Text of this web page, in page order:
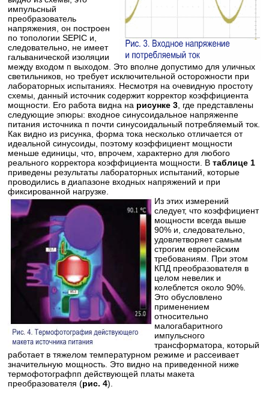
импульсный
преобразователь
напряжения, он построен
по топологии SEPIC и,
следовательно, не имеет
гальванической изоляции
между входом п выходом. Это вполне допустимо для уличных
светильников, но требует исключительной осторожности при
лабораторных испытаниях. Несмотря на очевидную простоту
схемы, данный источник содержит корректор коэффициента
мощности. Его работа видна на рисунке 3 , где представлены
следующие эпюры: входное синусоидальное напряженпе
питания источника п почти синусоидальный потребляемый ток.
Как видно из рисунка, форма тока несколько отличается от
идеальной синусоиды, поэтому коэффициент мощности
меньше единицы, что, впрочем, характерно для любого
реального корректора коэффициента мощности. Втаблице 1
приведены результаты лабораторных испытаний, которые
проводились в диапазоне входных напряжений и при
фиксированной нагрузке.
Из этих измерений
следует, что коэффициент
мощности всегда выше
90% и, следовательно,
удовлетворяет самым
строгим европейским
требованиям. При этом
КПД преобразователя в
целом невелик и
колеблется около 90%.
Это обусловлено
применением
относительно
малогабаритного
импульсного
трансформатора, который
работает в тяжелом температурном режиме и рассеивает
значительную мощность. Это видно на приведенной ниже
термофотографпп действующей платы макета
преобразователя (рис. 4).